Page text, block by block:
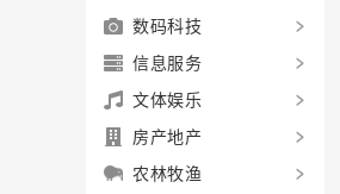
数码科技
信息服务
文体娱乐
房产地产
农林牧渔